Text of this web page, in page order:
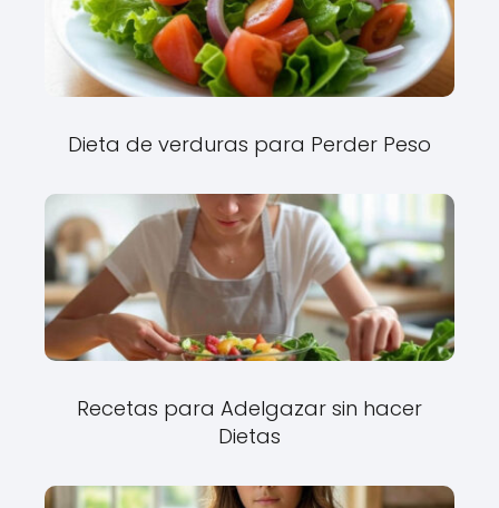
Dieta de verduras para Perder Peso
Recetas para Adelgazar sin hacer
Dietas